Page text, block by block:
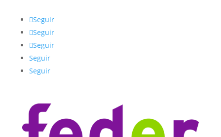
Seguir
Seguir
Seguir
Seguir
Seguir